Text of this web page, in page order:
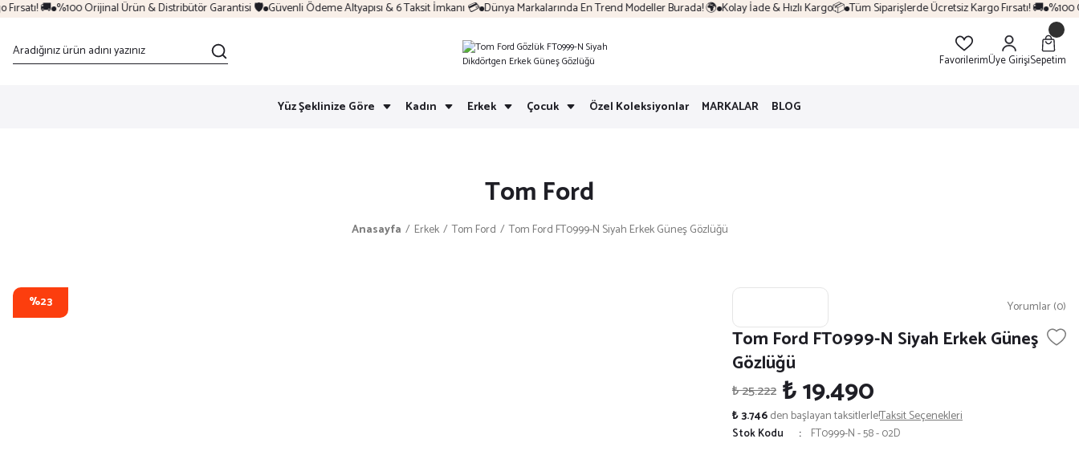
🚚 %100 Orijinal Ürün & Distribütör Garantisi 🛡️ Güvenli Ödeme Altyapısı & 6 Taksit İmkanı 💳 Dünya Markalarında En Trend Modeller Burada! 🌍 Kolay İade & Hızlı Kargo📦 Tüm Siparişlerde Ücretsiz Kargo Fırsatı! 🚚 %100
FavorilerimÜye GirişiSepetim
Yüz Şeklinize Göre Kadın Erkek Çocuk Özel Koleksiyonlar MARKALAR BLOG
Tom Ford
Anasayfa Erkek Tom Ford Tom Ford FT0999-N Siyah Erkek Güneş Gözlüğü
%23 Yorumlar (0)
Tom Ford FT0999-N Siyah Erkek Güneş
Gözlüğü
₺ 25.222 ₺ 19.490
₺ 3.746den başlayan taksitlerle!Taksit Seçenekleri
Stok Kodu
FT0999-N - 58 - 02D